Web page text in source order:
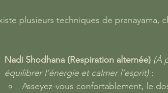
plusieurs techniques de pranayama,
Nadi Shodhana (Respiration alternée) (À
équilibrer l’énergie et calmer l’esprit) :
Asseyez-vous confortablement, le